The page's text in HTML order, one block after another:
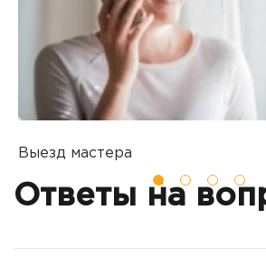
Выезд мастера
Вы оставляете заявку на ремонт
Ответы на